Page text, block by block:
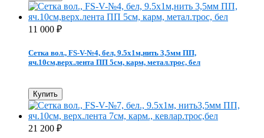
11 000 ₽
Сетка вол., FS-V-№4, бел, 9.5х1м,нить 3,5мм ПП,
яч.10см,верх.лента ПП 5см, карм, метал.трос, бел
Купить
21 200 ₽